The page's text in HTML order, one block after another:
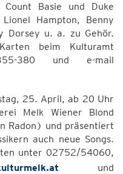
Basie und Duke
Hampton, Benny
Dorsey u. a. zu Gehör.
beim Kulturamt
380 und e-mail
25. April, ab 20 Uhr
Melk Wiener Blond
Radon) und präsentiert
auch neue Songs.
unter 02752/54060,
und